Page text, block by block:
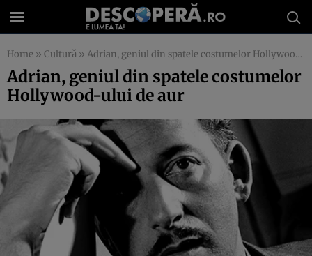
Home » Cultură » Adrian, geniul din spatele costumelor Hollywood-ului de aur
Adrian, geniul din spatele costumelor
Hollywood-ului de aur